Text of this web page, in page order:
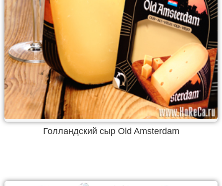
Голландский сыр Old Amsterdam